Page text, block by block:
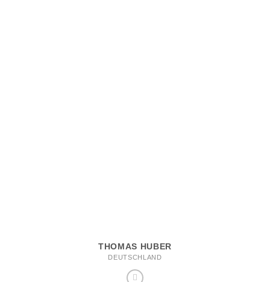
THOMAS HUBER
DEUTSCHLAND